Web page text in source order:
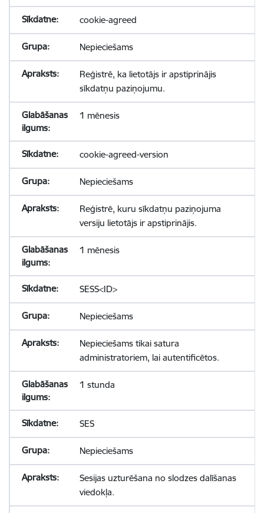
cookie-agreed
Nepieciešams
Reģistrē, ka lietotājs ir apstiprinājis
sīkdatņu paziņojumu.
1 mēnesis
cookie-agreed-version
Nepieciešams
Reģistrē, kuru sīkdatņu paziņojuma
versiju lietotājs ir apstiprinājis.
1 mēnesis
SESS<ID>
Nepieciešams
Nepieciešams tikai satura
administratoriem, lai autentificētos.
1 stunda
SES
Nepieciešams
Sesijas uzturēšana no slodzes dalīšanas
viedokļa.